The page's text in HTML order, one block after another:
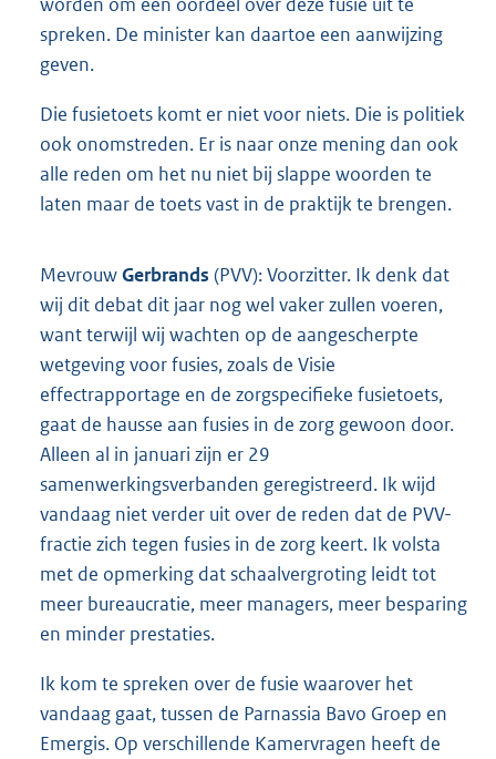
spreken. De minister kan daartoe een aanwijzing
geven.
Die fusietoets komt er niet voor niets. Die is politiek
ook onomstreden. Er is naar onze mening dan ook
alle reden om het nu niet bij slappe woorden te
laten maar de toets vast in de praktijk te brengen.
MevrouwGerbrands (PVV): Voorzitter. Ik denk dat
wij dit debat dit jaar nog wel vaker zullen voeren,
want terwijl wij wachten op de aangescherpte
wetgeving voor fusies, zoals de Visie
effectrapportage en de zorgspecifieke fusietoets,
gaat de hausse aan fusies in de zorg gewoon door.
Alleen al in januari zijn er 29
samenwerkingsverbanden geregistreerd. Ik wijd
vandaag niet verder uit over de reden dat de PVV-
fractie zich tegen fusies in de zorg keert. Ik volsta
met de opmerking dat schaalvergroting leidt tot
meer bureaucratie, meer managers, meer besparing
en minder prestaties.
Ik kom te spreken over de fusie waarover het
vandaag gaat, tussen de Parnassia Bavo Groep en
Emergis. Op verschillende Kamervragen heeft de